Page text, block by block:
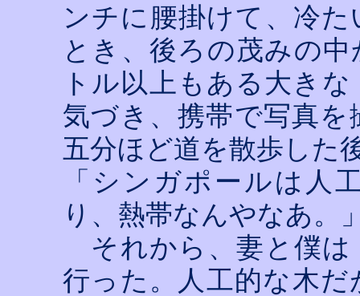
ンチに腰掛けて、冷
とき、後ろの茂みの
トル以上もある大き
気づき、携帯で写真
五分ほど道を散歩した
「シンガポールは人
り、熱帯なんやなあ。
それから、妻と僕は
行った。人工的な木